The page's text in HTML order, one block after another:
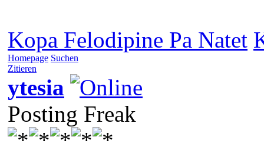
Kopa Felodipine Pa Natet
Homepage Suchen
Zitieren
ytesia
Posting Freak